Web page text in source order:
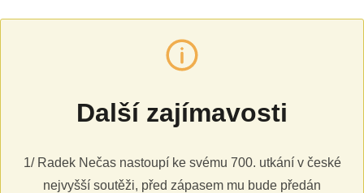
Další zajímavosti
1/ Radek Nečas nastoupí ke svému 700. utkání v české
nejvyšší soutěži, před zápasem mu bude předán